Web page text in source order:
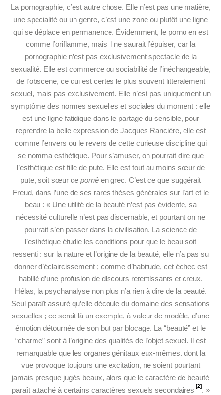
La pornographie, c’est autre chose. Elle n’est pas une matière,
une spécialité ou un genre, c’est une zone ou plutôt une ligne
qui se déplace en permanence. Évidemment, le porno en est
comme l’oriflamme, mais il ne saurait l’épuiser, car la
pornographie n’est pas exclusivement spectacle de la
sexualité. Elle est commerce ou sociabilité de l’inéchangeable,
de l’obscène, ce qui est certes le plus souvent littéralement
sexuel, mais pas exclusivement. Elle n’est pas uniquement un
symptôme des normes sexuelles et sociales du moment : elle
est une ligne fatidique dans le partage du sensible, pour
reprendre la belle expression de Jacques Rancière, elle est
comme l’envers ou le revers de cette curieuse discipline qui
se nomma esthétique. Pour s’amuser, on pourrait dire que
l’esthétique est fille de pute. Elle est tout au moins sœur de
pute, soit sœur de pornê en grec. C’est ce que suggérait
Freud, dans l’une de ses rares thèses générales sur l’art et le
beau : « Une utilité de la beauté n’est pas évidente, sa
nécessité culturelle n’est pas discernable, et pourtant on ne
pourrait s’en passer dans la civilisation. La science de
l’esthétique étudie les conditions pour que le beau soit
ressenti : sur la nature et l’origine de la beauté, elle n’a pas su
donner d’éclaircissement ; comme d’habitude, cet échec est
habillé d’une profusion de discours retentissants et creux.
Hélas, lapsychanalyse non plus n’a rien à dire de la beauté.
Seul paraît assuré qu’elle découle du domaine des sensations
sexuelles ; ce serait là un exemple, à valeur de modèle, d’une
émotion détournée de son but par blocage. La “beauté” et le
“charme” sont à l’origine des qualités de l’objet sexuel. Il est
remarquable que les organes génitaux eux-mêmes, dont la
vue provoque toujours une excitation, ne soient pourtant
jamais presque jugés beaux, alors que le caractère de beauté
paraît attaché à certains caractères sexuels secondaires [2]. »